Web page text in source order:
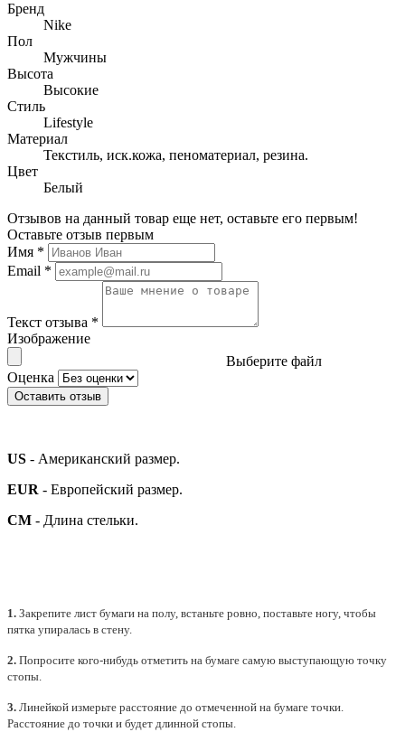
Бренд
Nike
Пол
Мужчины
Высота
Высокие
Стиль
Lifestyle
Материал
Текстиль, иск.кожа, пеноматериал, резина.
Цвет
Белый
Отзывов на данный товар еще нет, оставьте его первым!
Оставьте отзыв первым
Имя *
Email *
Текст отзыва *
Изображение
Выберите файл
Оценка
Оставить отзыв
US - Американский размер.
EUR - Европейский размер.
СМ - Длина стельки.
1. Закрепите лист бумаги на полу, встаньте ровно, поставьте ногу, чтобы
пятка упиралась в стену.
2. Попросите кого-нибудь отметить на бумаге самую выступающую точку
стопы.
3. Линейкой измерьте расстояние до отмеченной на бумаге точки.
Расстояние до точки и будет длинной стопы.